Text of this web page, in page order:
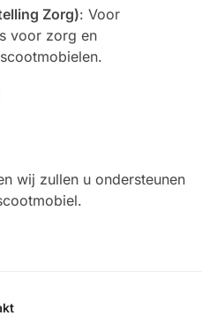
Zorg): Voor
voor zorg en
wij zullen u ondersteunen